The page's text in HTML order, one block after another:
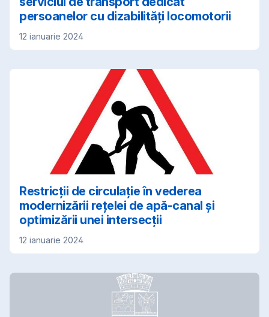
persoanelor cu dizabilități locomotorii
12 ianuarie 2024
Restricții de circulație în vederea
modernizării rețelei de apă-canal și
optimizării unei intersecții
12 ianuarie 2024